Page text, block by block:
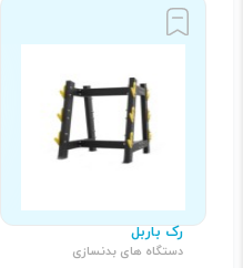
رک باربل
دستگاه های بدنسازی